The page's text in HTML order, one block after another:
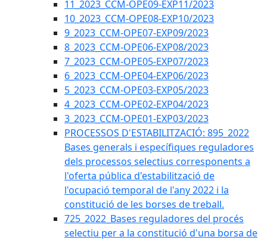
11_2023_CCM-OPE09-EXP11/2023
10_2023_CCM-OPE08-EXP10/2023
9_2023_CCM-OPE07-EXP09/2023
8_2023_CCM-OPE06-EXP08/2023
7_2023_CCM-OPE05-EXP07/2023
6_2023_CCM-OPE04-EXP06/2023
5_2023_CCM-OPE03-EXP05/2023
4_2023_CCM-OPE02-EXP04/2023
3_2023_CCM-OPE01-EXP03/2023
PROCESSOS D'ESTABILITZACIÓ: 895_2022
Bases generals i específiques reguladores
dels processos selectius corresponents a
l'oferta pública d'estabilització de
l'ocupació temporal de l'any 2022 i la
constitució de les borses de treball.
725_2022_Bases reguladores del procés
selectiu per a la constitució d'una borsa de